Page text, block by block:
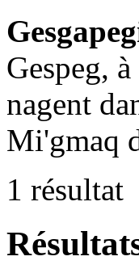
Gespeg,
nagent
Mi'gmaq
1 résultat